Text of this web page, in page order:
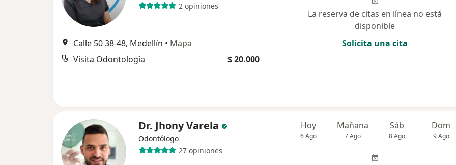
2 opiniones
Calle 50 38-48, Medellín • Mapa
Visita Odontología
$ 20.000
La reserva de citas en línea no está
disponible
Solicita una cita
Dr. Jhony Varela
Odontólogo
27 opiniones
Hoy
6 Ago
Mañana
7 Ago
Sáb
8 Ago
Dom
9 Ago